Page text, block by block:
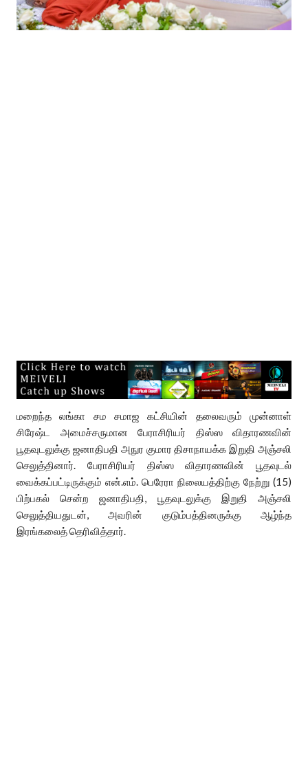
மறைந்த லங்கா சம சமாஜ கட்சியின் தலைவரும் முன்னாள்
சிரேஷ்ட அமைச்சருமான பேராசிரியர் திஸ்ஸ விதாரணவின்
பூதவுடலுக்கு ஜனாதிபதி அநுர குமார திசாநாயக்க இறுதி அஞ்சலி
செலுத்தினார். பேராசிரியர் திஸ்ஸ விதாரணவின் பூதவுடல்
வைக்கப்பட்டிருக்கும் என்.எம். பெரேரா நிலையத்திற்கு நேற்று (15)
பிற்பகல் சென்ற ஜனாதிபதி, பூதவுடலுக்கு இறுதி அஞ்சலி
செலுத்தியதுடன், அவரின் குடும்பத்தினருக்கு ஆழ்ந்த
இரங்கலைத் தெரிவித்தார்.